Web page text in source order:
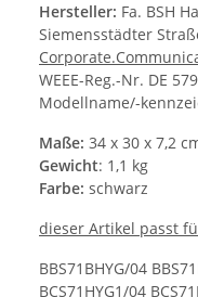
Hersteller: Fa. BSH
Siemensstädter
WEEE-Reg.-Nr. DE
Modellname/-
Maße: 34 x 30 x 7,2
Gewicht: 1,1 kg
Farbe: schwarz
dieser Artikel passt
BBS71BHYG/04
BCS71HYG1/04